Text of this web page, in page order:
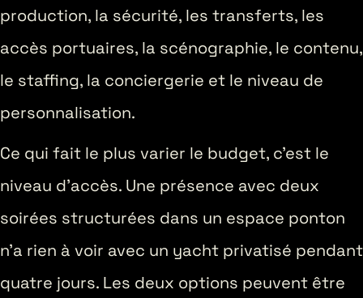
production, la sécurité, les transferts, les
accès portuaires, la scénographie, le contenu,
le staffing, la conciergerie et le niveau de
personnalisation.
Ce qui fait le plus varier le budget, c’est le
niveau d’accès. Une présence avec deux
soirées structurées dans un espace ponton
n’a rien à voir avec un yacht privatisé pendant
quatre jours. Les deux options peuvent être